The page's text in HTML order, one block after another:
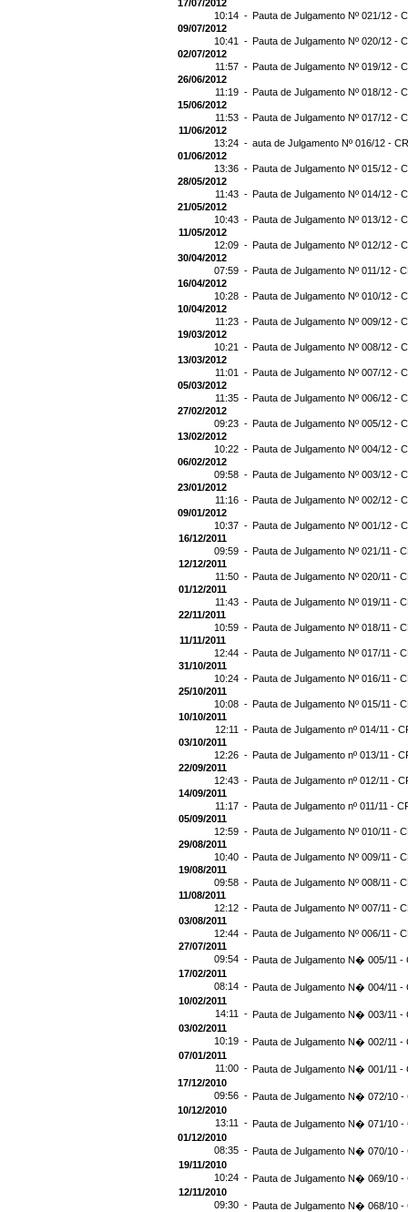
17/07/2012
10:14 - Pauta de Julgamento Nº 021/12 -
09/07/2012
10:41 - Pauta de Julgamento Nº 020/12 -
02/07/2012
11:57 - Pauta de Julgamento Nº 019/12 -
26/06/2012
11:19 - Pauta de Julgamento Nº 018/12 -
15/06/2012
11:53 - Pauta de Julgamento Nº 017/12 -
11/06/2012
13:24 - auta de Julgamento Nº 016/12 -
01/06/2012
13:36 - Pauta de Julgamento Nº 015/12 -
28/05/2012
11:43 - Pauta de Julgamento Nº 014/12 -
21/05/2012
10:43 - Pauta de Julgamento Nº 013/12 -
11/05/2012
12:09 - Pauta de Julgamento Nº 012/12 -
30/04/2012
07:59 - Pauta de Julgamento Nº 011/12 -
16/04/2012
10:28 - Pauta de Julgamento Nº 010/12 -
10/04/2012
11:23 - Pauta de Julgamento Nº 009/12 -
19/03/2012
10:21 - Pauta de Julgamento Nº 008/12 -
13/03/2012
11:01 - Pauta de Julgamento Nº 007/12 -
05/03/2012
11:35 - Pauta de Julgamento Nº 006/12 -
27/02/2012
09:23 - Pauta de Julgamento Nº 005/12 -
13/02/2012
10:22 - Pauta de Julgamento Nº 004/12 -
06/02/2012
09:58 - Pauta de Julgamento Nº 003/12 -
23/01/2012
11:16 - Pauta de Julgamento Nº 002/12 -
09/01/2012
10:37 - Pauta de Julgamento Nº 001/12 -
16/12/2011
09:59 - Pauta de Julgamento Nº 021/11 -
12/12/2011
11:50 - Pauta de Julgamento Nº 020/11 -
01/12/2011
11:43 - Pauta de Julgamento Nº 019/11 -
22/11/2011
10:59 - Pauta de Julgamento Nº 018/11 -
11/11/2011
12:44 - Pauta de Julgamento Nº 017/11 -
31/10/2011
10:24 - Pauta de Julgamento Nº 016/11 -
25/10/2011
10:08 - Pauta de Julgamento Nº 015/11 -
10/10/2011
12:11 - Pauta de Julgamento nº 014/11 -
03/10/2011
12:26 - Pauta de Julgamento nº 013/11 -
22/09/2011
12:43 - Pauta de Julgamento nº 012/11 -
14/09/2011
11:17 - Pauta de Julgamento nº 011/11 -
05/09/2011
12:59 - Pauta de Julgamento Nº 010/11 -
29/08/2011
10:40 - Pauta de Julgamento Nº 009/11 -
19/08/2011
09:58 - Pauta de Julgamento Nº 008/11 -
11/08/2011
12:12 - Pauta de Julgamento Nº 007/11 -
03/08/2011
12:44 - Pauta de Julgamento Nº 006/11 -
27/07/2011
09:54 - Pauta de Julgamento N� 005/11 -
17/02/2011
08:14 - Pauta de Julgamento N� 004/11 -
10/02/2011
14:11 - Pauta de Julgamento N� 003/11 -
03/02/2011
10:19 - Pauta de Julgamento N� 002/11 -
07/01/2011
11:00 - Pauta de Julgamento N� 001/11 -
17/12/2010
09:56 - Pauta de Julgamento N� 072/10 -
10/12/2010
13:11 - Pauta de Julgamento N� 071/10 -
01/12/2010
08:35 - Pauta de Julgamento N� 070/10 -
19/11/2010
10:24 - Pauta de Julgamento N� 069/10 -
12/11/2010
09:30 - Pauta de Julgamento N� 068/10 -